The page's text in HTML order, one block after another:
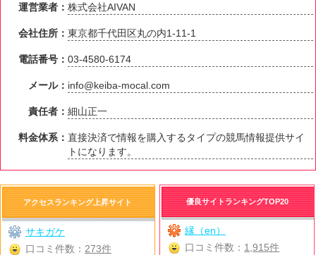
運営業者：株式会社AIVAN
会社住所：東京都千代田区丸の内1-11-1
電話番号：03-4580-6174
メール： info@keiba-mocal.com
責任者：細山正一
料金体系：直接決済で情報を購入するタイプの競馬情報提供サイ
トになります。
優良サイトランキングTOP20
縁（en）
口コミ件数： 1,915件
アクセスランキング上昇サイト
サキガケ
口コミ件数： 273件